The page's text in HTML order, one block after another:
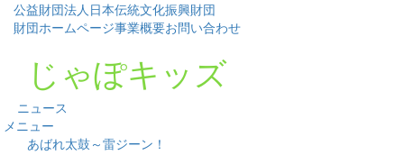
公益財団法人日本伝統文化振興財団
財団ホームページ事業概要お問い合わせ
じゃぽキッズ
ニュース
メニュー
あばれ太鼓～雷ジーン！